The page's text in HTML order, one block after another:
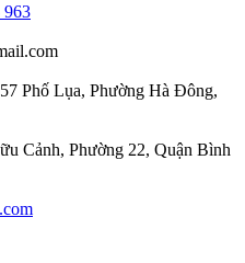
963
Phố Lụa, Phường Hà Đông,
Cảnh, Phường 22, Quận Bình